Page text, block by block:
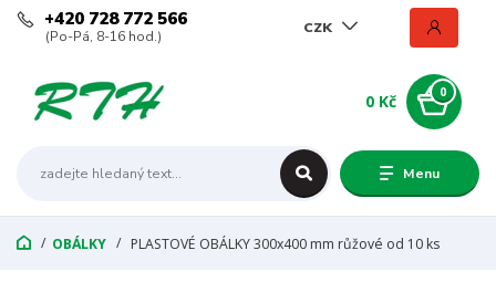
Menu
CZK
+420 728 772 566
(Po-Pá, 8-16 hod.)
0
0 Kč
OBÁLKY PLASTOVÉ OBÁLKY 300x400 mm růžové od 10 ks